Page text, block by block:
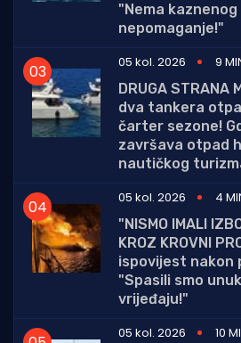
"Nema kaznenog
nepomaganje!"
05 kol. 2026
9
DRUGA STRANA
dva tankera
čarter sezone!
završava otpad
nautičkog
05 kol. 2026
4
"NISMO IMALI
KROZ KROVNI
ispovijest nakon
"Spasili smo
vrijeđaju!"
05 kol. 2026
10